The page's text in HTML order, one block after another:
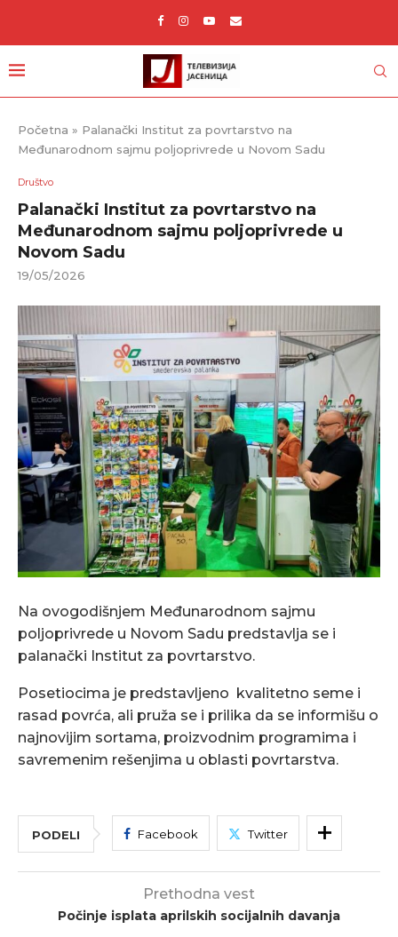
Početna » Palanački Institut za povrtarstvo na
Međunarodnom sajmu poljoprivrede u Novom Sadu
Društvo
Palanački Institut za povrtarstvo na
Međunarodnom sajmu poljoprivrede u
Novom Sadu
19/05/2026
Na ovogodišnjem Međunarodnom sajmu
poljoprivrede u Novom Sadu predstavlja se i
palanački Institut za povrtarstvo.
Posetiocima je predstavljeno kvalitetno seme i
rasad povrća, ali pruža se i prilika da se informišu o
najnovijim sortama, proizvodnim programima i
savremenim rešenjima u oblasti povrtarstva.
PODELI Facebook Twitter
Prethodna vest
Počinje isplata aprilskih socijalnih davanja